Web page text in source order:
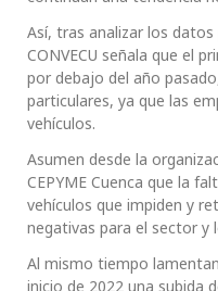
Así, tras analizar los datos
CONVECU señala que el
por debajo del año
particulares, ya que las
vehículos.
Asumen desde la
CEPYME Cuenca que la
vehículos que impiden y
negativas para el sector y
Al mismo tiempo
inicio de 2022 una subida